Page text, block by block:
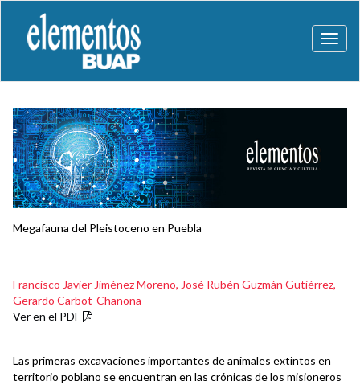
Megafauna del Pleistoceno en Puebla
Francisco Javier Jiménez Moreno, José Rubén Guzmán Gutiérrez,
Gerardo Carbot-Chanona
Ver en el PDF
Las primeras excavaciones importantes de animales extintos en
territorio poblano se encuentran en las crónicas de los misioneros